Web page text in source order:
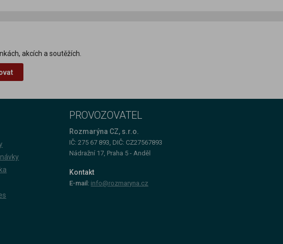
akcích a soutěžích.
PROVOZOVATEL
Rozmarýna CZ, s.r.o.
IČ: 275 67 893, DIČ: CZ27567893
Nádražní 17, Praha 5 - Anděl
Kontakt
E-mail: info@rozmaryna.cz